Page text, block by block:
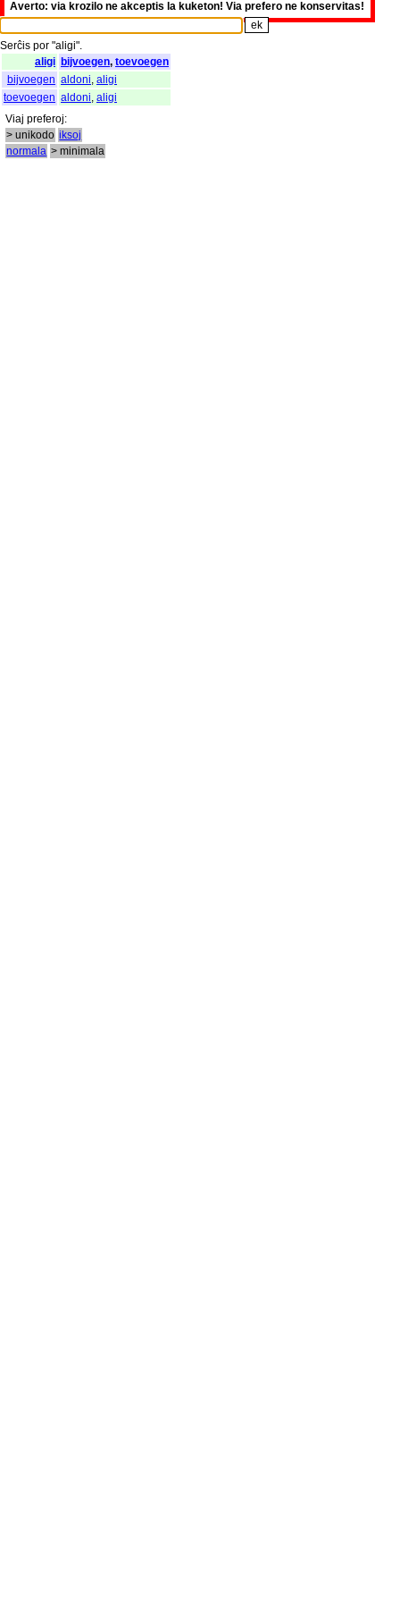
Averto: via krozilo ne akceptis la kuketon! Via prefero ne konservitas!
Serĉis por "aligi".
aligi bijvoegen, toevoegen
bijvoegen aldoni aligi
toevoegen aldoni aligi
Viaj preferoj:
> unikodo iksoj
normala > minimala